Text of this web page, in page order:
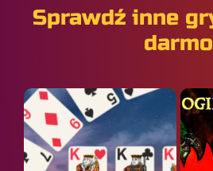
Sprawdź inne
darmo